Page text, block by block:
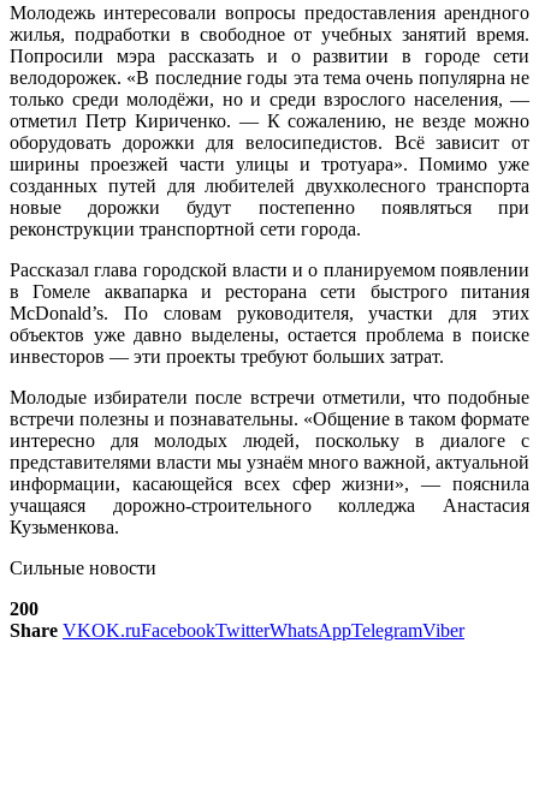
Молодежь интересовали вопросы предоставления арендного
жилья, подработки в свободное от учебных занятий время.
Попросили мэра рассказать и о развитии в городе сети
велодорожек. «В последние годы эта тема очень популярна не
только среди молодёжи, но и среди взрослого населения, —
отметил Петр Кириченко. — К сожалению, не везде можно
оборудовать дорожки для велосипедистов. Всё зависит от
ширины проезжей части улицы и тротуара». Помимо уже
созданных путей для любителей двухколесного транспорта
новые дорожки будут постепенно появляться при
реконструкции транспортной сети города.
Рассказал глава городской власти и о планируемом появлении
в Гомеле аквапарка и ресторана сети быстрого питания
McDonald’s. По словам руководителя, участки для этих
объектов уже давно выделены, остается проблема в поиске
инвесторов — эти проекты требуют больших затрат.
Молодые избиратели после встречи отметили, что подобные
встречи полезны и познавательны. «Общение в таком формате
интересно для молодых людей, поскольку в диалоге с
представителями власти мы узнаём много важной, актуальной
информации, касающейся всех сфер жизни», — пояснила
учащаяся дорожно-строительного колледжа Анастасия
Кузьменкова.
Сильные новости
200
Share VKOK.ruFacebookTwitterWhatsAppTelegramViber